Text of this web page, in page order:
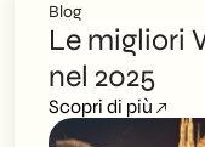
Blog
Le migliori
nel 2025
Scopri di più